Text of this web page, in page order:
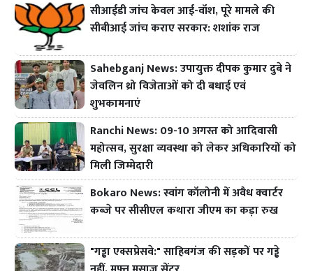
सीआईडी जांच केवल आई-वॉश, पूरे मामले की
सीबीआई जांच कराए सरकार: शशांक राज
Sahebganj News: उपायुक्त दीपक कुमार दुबे ने
जेवलिन थ्रो विजेताओं को दी बधाई एवं
शुभकामनाएं
Ranchi News: 09-10 अगस्त को आदिवासी
महोत्सव, सुरक्षा व्यवस्था को लेकर अधिकारियों को
मिली जिम्मेदारी
Bokaro News: स्वांग कॉलोनी में अवैध क्वार्टर
कब्जे पर सीसीएल कथारा जीएम का कड़ा रुख
"गड्ढा एक्सप्रेसवे:" साहिबगंज की सड़कों पर गड्ढे